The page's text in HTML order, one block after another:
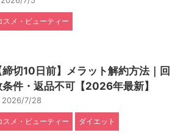
スメ・ビューティー
締切10日前】メラット解約方法｜回
条件・返品不可【2026年最新】
2026/7/28
スメ・ビューティー ダイエット